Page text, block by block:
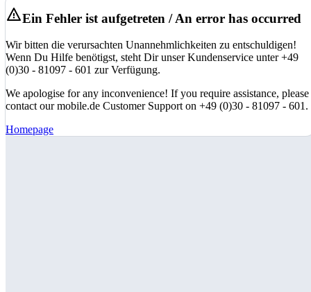
Ein Fehler ist aufgetreten / An error has occurred
Wir bitten die verursachten Unannehmlichkeiten zu entschuldigen!
Wenn Du Hilfe benötigst, steht Dir unser Kundenservice unter +49
(0)30 - 81097 - 601 zur Verfügung.
We apologise for any inconvenience! If you require assistance, please
contact our mobile.de Customer Support on +49 (0)30 - 81097 - 601.
Homepage